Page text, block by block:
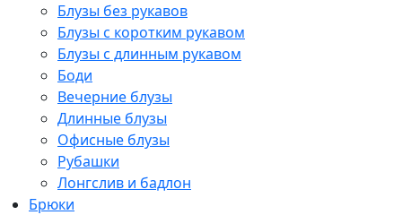
Блузы без рукавов
Блузы с коротким рукавом
Блузы с длинным рукавом
Боди
Вечерние блузы
Длинные блузы
Офисные блузы
Рубашки
Лонгслив и бадлон
Брюки